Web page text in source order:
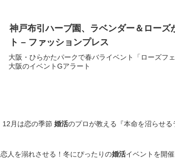
神戸布引ハーブ園、ラベンダー＆ローズ
ト – ファッションプレス
大阪・ひらかたパークで春バライベント「ローズフ
大阪のイベントGアラート
12月は恋の季節 婚活のプロが教える『本命を沼らせ
恋人を溺れさせる！冬にぴったりの婚活イベントを開